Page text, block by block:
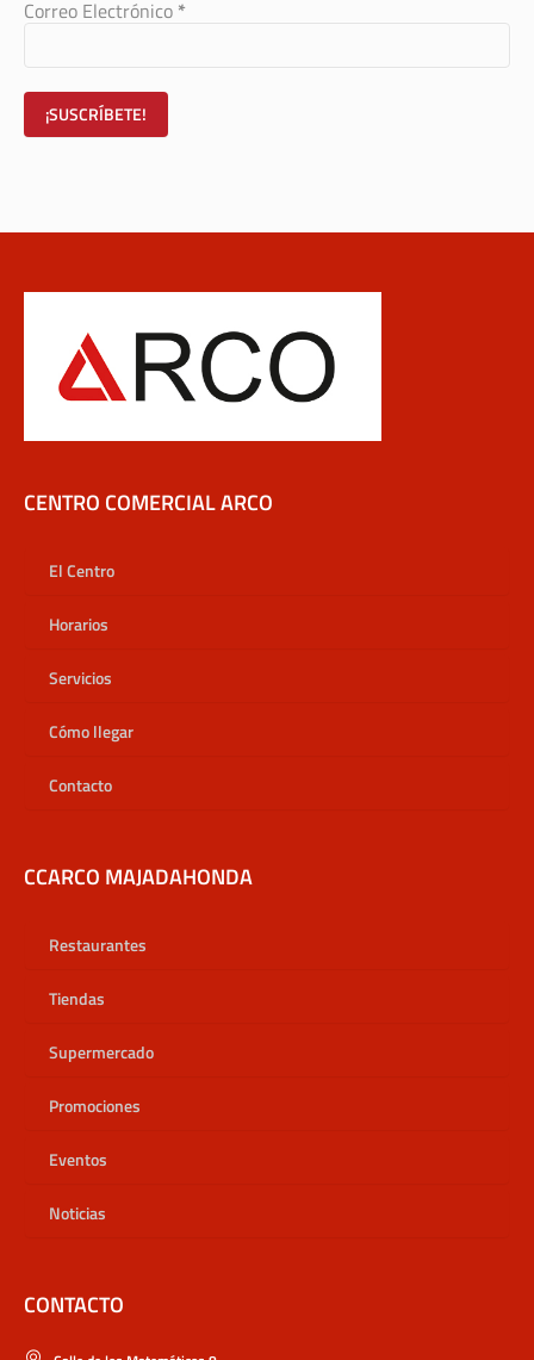
Correo Electrónico *
CENTRO COMERCIAL ARCO
El Centro
Horarios
Servicios
Cómo llegar
Contacto
CCARCO MAJADAHONDA
Restaurantes
Tiendas
Supermercado
Promociones
Eventos
Noticias
CONTACTO